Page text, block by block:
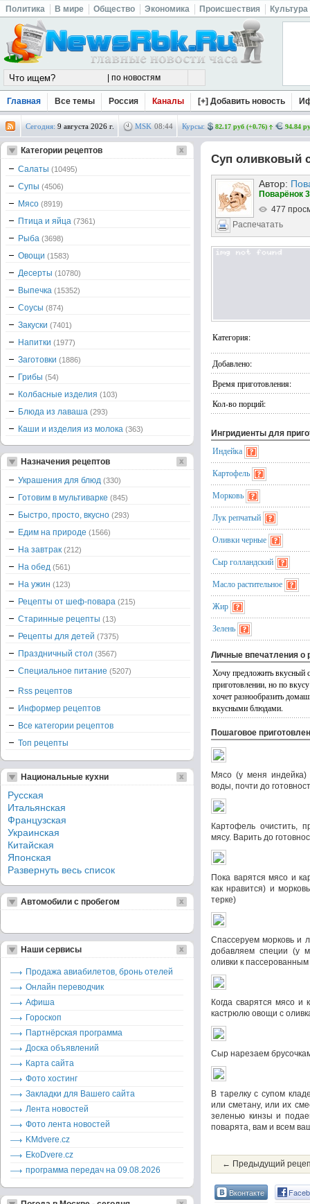
Политика В мире Общество Экономика Происшествия Культура
Главная Все темы Россия Каналы [+] Добавить новость
Сегодня: 9 августа 2026 г. MSK 08:44 Курсы: 82.17 руб (+0.76) 94.84
Суп оливковый
Автор:
Поварёнок
477
Распечатать
Категория:
Добавлено:
Время приготовления:
Кол-во порций:
Ингридиенты для
Индейка
Картофель
Морковь
Лук репчатый
Оливки черные
Сыр голландский
Масло растительное
Жир
Зелень
Личные впечатления о
Хочу предложить вкусный
приготовлении, но по
хочет разнообразить
вкусными блюдами.
Пошаговое
Мясо (у меня индейка)
воды, почти до
Картофель очистить,
мясу. Варить до
Пока варятся мясо и
как нравится) и
терке)
Спассеруем морковь и
добавляем специи (у
оливки к
Когда сварятся мясо и
кастрюлю овощи с
Сыр нарезаем
В тарелку с супом
или сметану, или их
зеленью кинзы и
поварята, вам и всем
← Предыдущий
Вконтакте
Категории рецептов
Салаты (10495)
Супы (4506)
Мясо (8919)
Птица и яйца (7361)
Рыба (3698)
Овощи (1583)
Десерты (10780)
Выпечка (15352)
Соусы (874)
Закуски (7401)
Напитки (1977)
Заготовки (1886)
Грибы (54)
Колбасные изделия (103)
Блюда из лаваша (293)
Каши и изделия из молока (363)
Назначения рецептов
Украшения для блюд (330)
Готовим в мультиварке (845)
Быстро, просто, вкусно (293)
Едим на природе (1566)
На завтрак (212)
На обед (561)
На ужин (123)
Рецепты от шеф-повара (215)
Старинные рецепты (13)
Рецепты для детей (7375)
Праздничный стол (3567)
Специальное питание (5207)
Rss рецептов
Информер рецептов
Все категории рецептов
Топ рецепты
Национальные кухни
Русская
Итальянская
Французская
Украинская
Китайская
Японская
Развернуть весь список
Автомобили с пробегом
Наши сервисы
Продажа авиабилетов, бронь отелей
Онлайн переводчик
Афиша
Гороскоп
Партнёрская программа
Доска объявлений
Карта сайта
Фото хостинг
Закладки для Вашего сайта
Лента новостей
Фото лента новостей
KMdvere.cz
EkoDvere.cz
программа передач на 09.08.2026